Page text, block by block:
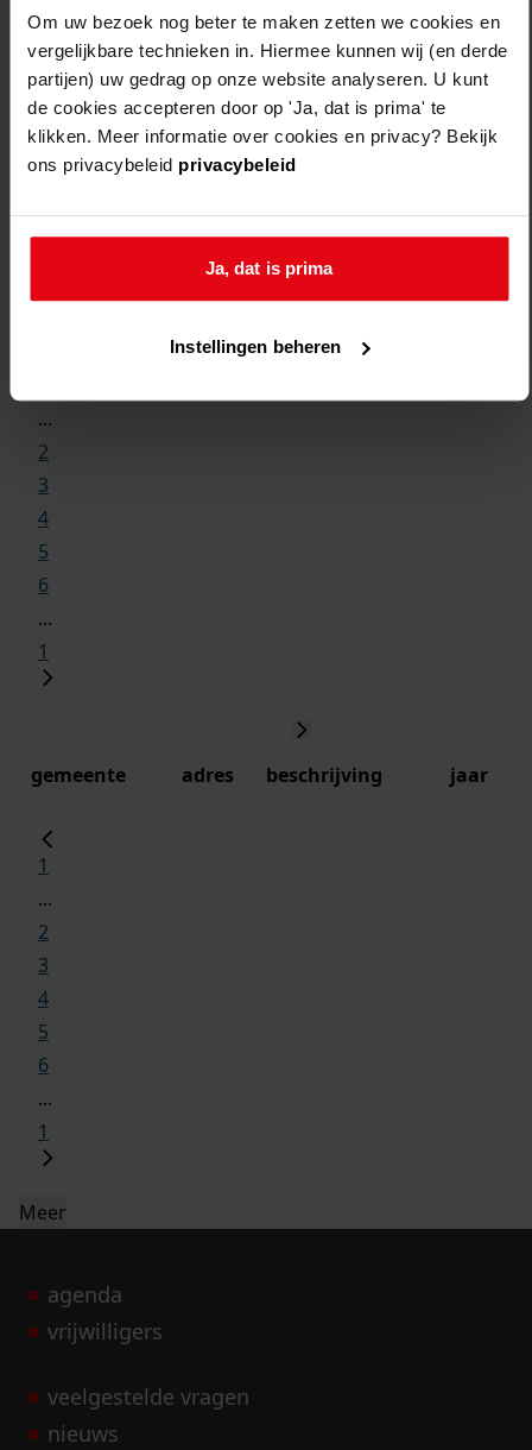
Om uw bezoek nog beter te maken zetten we cookies en
vergelijkbare technieken in. Hiermee kunnen wij (en derde
partijen) uw gedrag op onze website analyseren. U kunt
de cookies accepteren door op 'Ja, dat is prima' te
klikken. Meer informatie over cookies en privacy? Bekijk
ons privacybeleid privacybeleid
Ja, dat is prima
Instellingen beheren
...
2
3
4
5
6
...
1
gemeente adres beschrijving jaar
1
...
2
3
4
5
6
...
1
Meer
agenda
vrijwilligers
veelgestelde vragen
nieuws